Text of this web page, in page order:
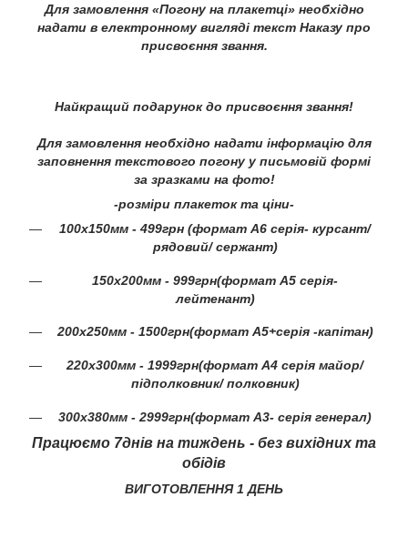
Для замовлення «Погону на плакетці» необхідно
надати в електронному вигляді текст Наказу про
присвоєння звання.
Найкращий подарунок до присвоєння звання!
Для замовлення необхідно надати інформацію для
заповнення текстового погону у письмовій формі
за зразками на фото!
-розміри плакеток та ціни-
100х150мм - 499грн (формат А6 серія- курсант/
рядовий/ сержант)
150х200мм - 999грн(формат А5 серія-
лейтенант)
200х250мм - 1500грн(формат А5+серія -капітан)
220х300мм - 1999грн(формат А4 серія майор/
підполковник/ полковник)
300х380мм - 2999грн(формат А3- серія генерал)
Працюємо 7днів на тиждень - без вихідних та
обідів
ВИГОТОВЛЕННЯ 1 ДЕНЬ